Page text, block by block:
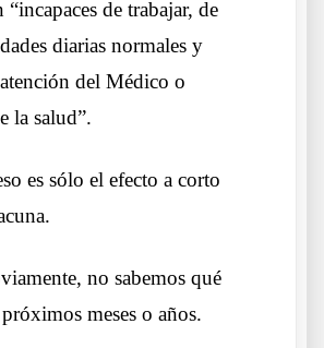
“incapaces de trabajar, de
diarias normales y
del Médico o
la salud”.
es sólo el efecto a corto
no sabemos qué
meses o años.